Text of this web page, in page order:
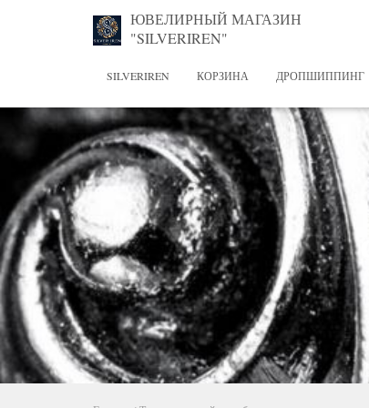
ЮВЕЛИРНЫЙ МАГАЗИН
"SILVERIREN"
SILVERIREN КОРЗИНА ДРОПШИППИНГ